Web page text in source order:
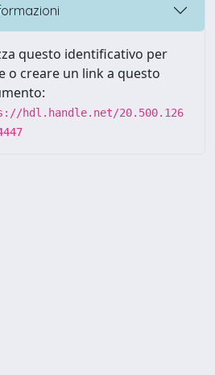
questo identificativo per
o creare un link a questo
hdl.handle.net/20.500.126